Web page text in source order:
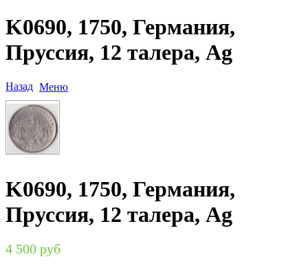
K0690, 1750, Германия,
Пруссия, 12 талера, Ag
Назад Меню
K0690, 1750, Германия,
Пруссия, 12 талера, Ag
4 500 руб